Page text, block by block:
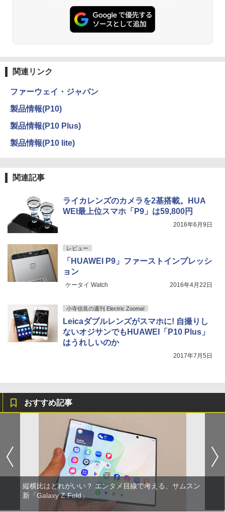
関連リンク
ファーウェイ・ジャパン
製品情報(P10)
製品情報(P10 Plus)
製品情報(P10 lite)
関連記事
ライカレンズのカメラを2基搭載。HUA
WEI最上位スマホ「P9」は59,800円
2016年6月9日
レビュー
「HUAWEI P9」ファーストインプレッシ
ョン
ケータイ Watch 2016年4月22日
小寺信良の週刊 Electric Zooma!
Leicaダブルレンズがスマホに! 自撮りし
ないオジサンでもHUAWEI「P10 Plus」
はうれしいのか
2017年7月5日
おすすめ記事
縦横比はどれがいい？ エンタメ目線で考える、サムスン
新「Galaxy Z Fold」